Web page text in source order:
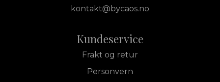
kontakt@bycaos.no
Kundeservice
Frakt og retur
Personvern